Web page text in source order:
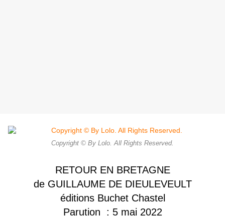
Copyright © By Lolo. All Rights Reserved.
RETOUR EN BRETAGNE
de GUILLAUME DE DIEULEVEULT
éditions Buchet Chastel
Parution : 5 mai 2022